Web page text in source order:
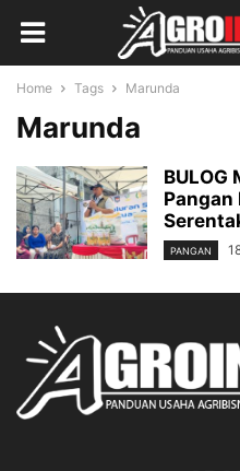
Home Tags Marunda
Marunda
BULOG
Pangan
PANGAN